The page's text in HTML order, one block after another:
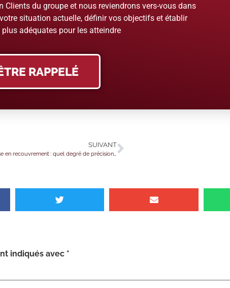
Clients du groupe et nous reviendrons vers-vous dans
situation actuelle, définir vos objectifs et établir
adéquates pour les atteindre
RAPPELÉ
SUIVANT
Contrôle fiscal et avis de mise en recouvrement : quel degré de précision ?
indiqués avec *